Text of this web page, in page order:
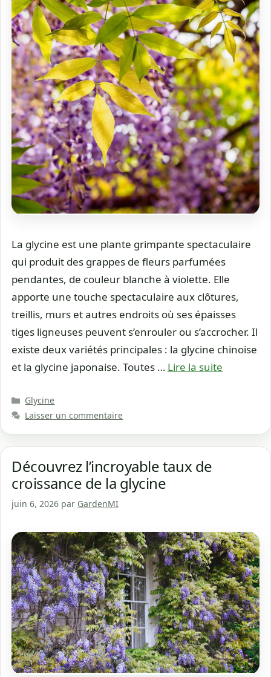
La glycine est une plante grimpante spectaculaire
qui produit des grappes de fleurs parfumées
pendantes, de couleur blanche à violette. Elle
apporte une touche spectaculaire aux clôtures,
treillis, murs et autres endroits où ses épaisses
tiges ligneuses peuvent s’enrouler ou s’accrocher. Il
existe deux variétés principales : la glycine chinoise
et la glycine japonaise. Toutes … Lire la suite
Catégories
Glycine
Laisser un commentaire
Découvrez l’incroyable taux de
croissance de la glycine
juin 6, 2026 par GardenMI